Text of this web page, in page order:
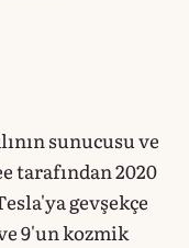
sunucusu ve
tarafından 2020
gevşekçe
9'un kozmik